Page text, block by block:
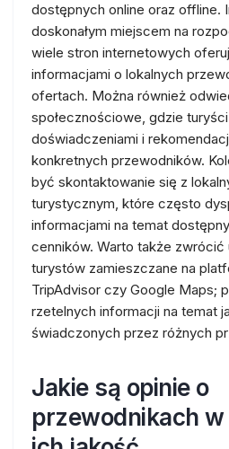
dostępnych online oraz offline.
doskonałym miejscem na
wiele stron internetowych
informacjami o lokalnych
ofertach. Można również
społecznościowe, gdzie
doświadczeniami i
konkretnych przewodników.
być skontaktowanie się z
turystycznym, które często
informacjami na temat
cenników. Warto także zwrócić
turystów zamieszczane na
TripAdvisor czy Google Maps;
rzetelnych informacji na temat
świadczonych przez różnych
Jakie są opinie o
przewodnikach